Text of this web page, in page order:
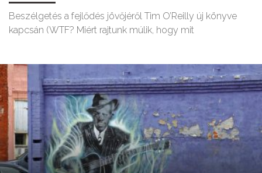
Beszélgetés a fejlődés jövőjéről Tim O’Reilly új könyve
kapcsán (WTF? Miért rajtunk múlik, hogy mit